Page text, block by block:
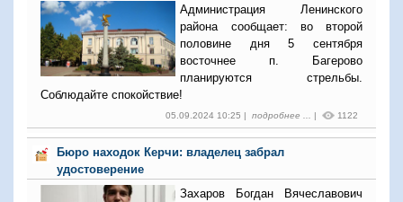
Администрация Ленинского
района сообщает: во второй
половине дня 5 сентября
восточнее п. Багерово
планируются стрельбы.
Соблюдайте спокойствие!
05.09.2024 10:25 | подробнее ... | 1122
Бюро находок Керчи: владелец забрал
удостоверение
Захаров Богдан Вячеславович